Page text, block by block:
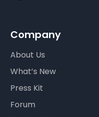
Company
About Us
What’s New
Press Kit
Forum